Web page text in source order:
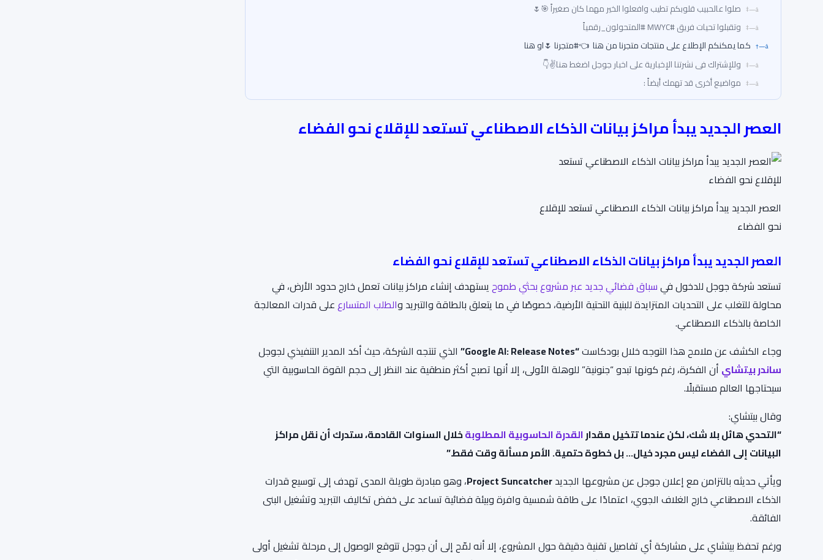
صلوا عالحبيب قلوبكم تطيب وافعلوا الخير مهما كان صغيراً 🎯🌷
وتقبلوا تحيات فريق #MWYC #المتحولون_رقمياً
كما يمكنكم الإطلاع على منتجات متجرنا من هنا 👈#متجرنا 🌷او هنا
وللإشتراك فى نشرتنا الإخبارية على اخبار جوجل اضغط هنا✌👇
مواضيع أخرى قد تهمك أيضاً :
العصر الجديد يبدأ مراكز بيانات الذكاء الاصطناعي تستعد للإقلاع نحو الفضاء
العصر الجديد يبدأ مراكز بيانات الذكاء الاصطناعي تستعد للإقلاع
نحو الفضاء
العصر الجديد يبدأ مراكز بيانات الذكاء الاصطناعي تستعد للإقلاع نحو الفضاء
تستعد شركة جوجل للدخول فيسباق فضائي جديد عبر مشروع بحثي طموحيستهدف إنشاء مراكز بيانات تعمل خارج حدود الأرض، في
محاولة للتغلب على التحديات المتزايدة للبنية التحتية الأرضية، خصوصًا في ما يتعلق بالطاقة والتبريد والطلب المتسارععلى قدرات المعالجة
الخاصة بالذكاء الاصطناعي.
وجاء الكشف عن ملامح هذا التوجه خلال بودكاست“Google AI: Release Notes”
الذي تنتجه الشركة، حيث أكد المدير التنفيذي لجوجل
ساندر بيتشاي أن الفكرة، رغم كونها تبدو “جنونية” للوهلة الأولى، إلا أنها تصبح أكثر منطقية عند النظر إلى حجم القوة الحاسوبية التي
سيحتاجها العالم مستقبلًا.
وقال بيتشاي:
“التحدي هائل بلا شك، لكن عندما تتخيل مقدارالقدرة الحاسوبية المطلوبةخلال السنوات القادمة، ستدرك أن نقل مراكز
البيانات إلى الفضاء ليس مجرد خيال… بل خطوة حتمية. الأمر مسألة وقت فقط.”
ويأتي حديثه بالتزامن مع إعلان جوجل عن مشروعها الجديدProject Suncatcher، وهو مبادرة طويلة المدى تهدف إلى توسيع قدرات
الذكاء الاصطناعي خارج الغلاف الجوي، اعتمادًا على طاقة شمسية وافرة وبيئة فضائية تساعد على خفض تكاليف التبريد وتشغيل البنى
الفائقة.
ورغم تحفظ بيتشاي على مشاركة أي تفاصيل تقنية دقيقة حول المشروع، إلا أنه لمّح إلى أن جوجل تتوقع الوصول إلى مرحلة تشغيل أولى